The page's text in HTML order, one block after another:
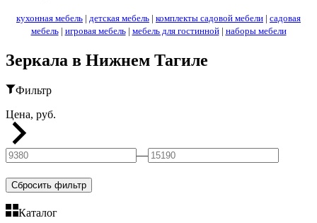
кухонная мебель | детская мебель | комплекты садовой мебели | садовая
мебель| игровая мебель| мебель для гостинной| наборы мебели
Зеркала в Нижнем Тагиле
Фильтр
Цена, руб.
—
Сбросить фильтр
Каталог